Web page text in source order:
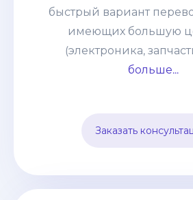
быстрый вариант
имеющих большую
(электроника,
больше...
Заказать
взвешенным подходом к
склада и те, кому
товары по
и таможенное